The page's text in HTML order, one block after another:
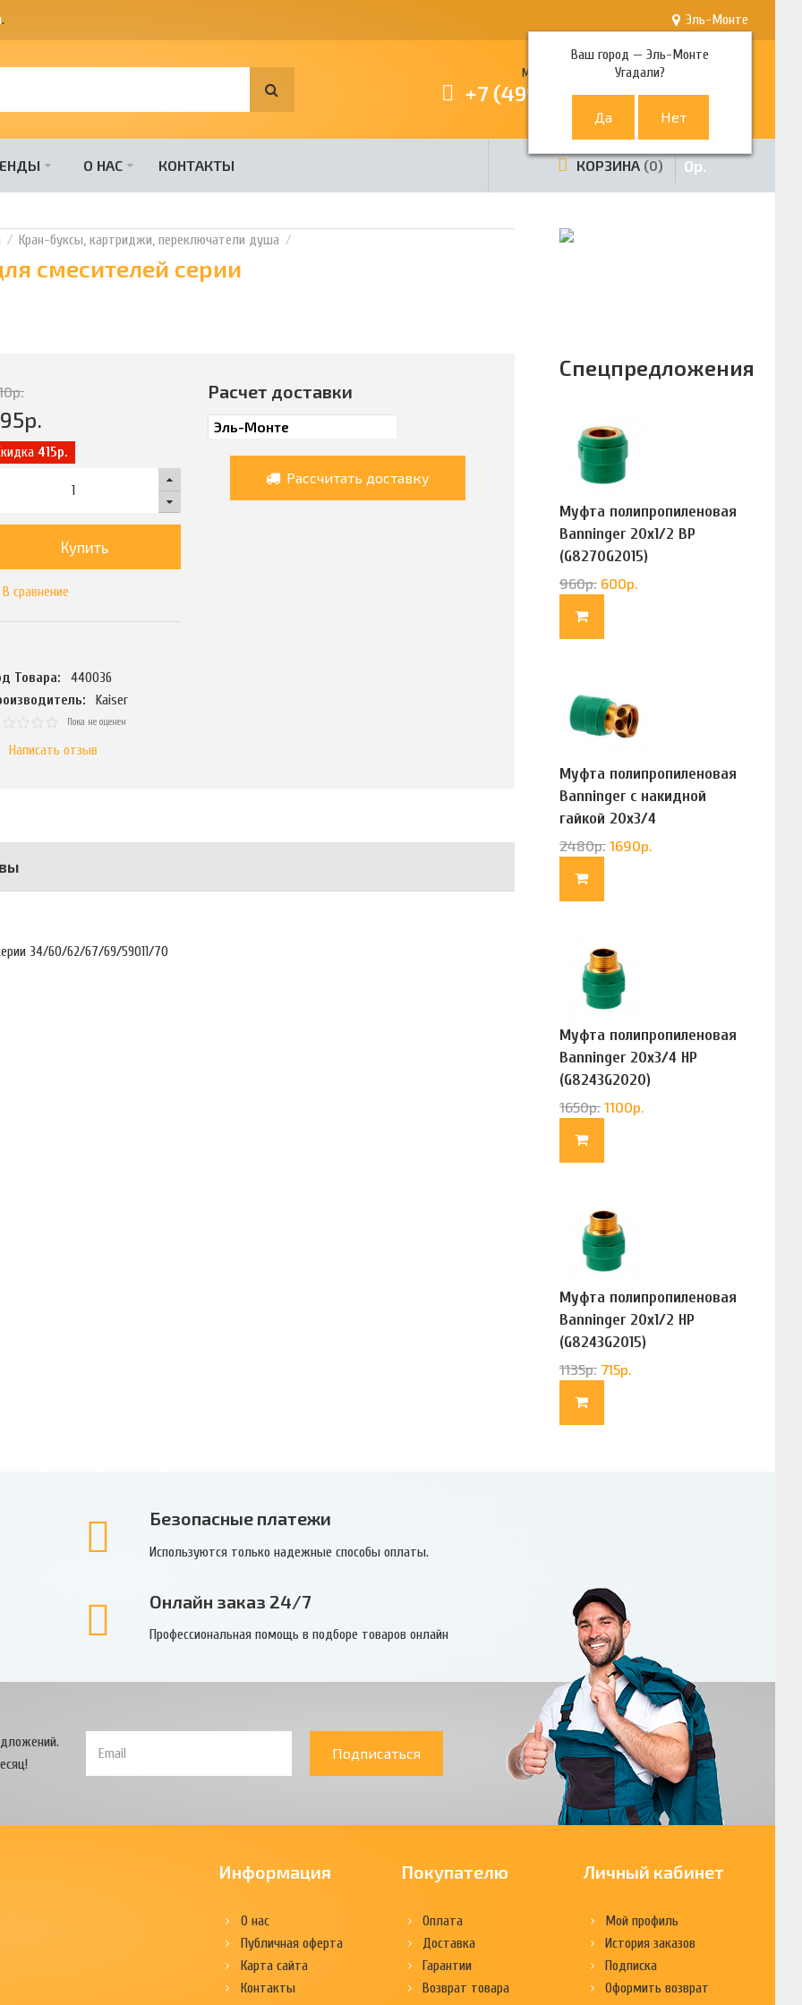
. Эль-Монте
Ваш город —Эль-Монте
Угадали?
Многоканальный телефон
+7 (499) 380-80-80
О НАС КОНТАКТЫ КОРЗИНА 0 0р.
Кран-буксы, картриджи, переключатели душа
смесителей серии
р.
р.
415р.
Купить
В сравнение
Товара:
440036
Kaiser
Пока не оценен
Написать отзыв
Расчет доставки
Рассчитать доставку
34/60/62/67/69/59011/70
Спецпредложения
Муфта полипропиленовая
Banninger 20х1/2 ВР
(G8270G2015)
960р. 600р.
Муфта полипропиленовая
Banninger с накидной
гайкой 20х3/4
(G83322020)
2480р. 1690р.
Муфта полипропиленовая
Banninger 20х3/4 НР
(G8243G2020)
1650р. 1100р.
Муфта полипропиленовая
Banninger 20х1/2 НР
(G8243G2015)
1135р. 715р.
Безопасные платежи
Используются только надежные способы оплаты.
Онлайн заказ 24/7
Профессиональная помощь в подборе товаров онлайн
Подписаться
Информация
О нас
Публичная оферта
Карта сайта
Контакты
Покупателю
Оплата
Доставка
Гарантии
Возврат товара
Личный кабинет
Мой профиль
История заказов
Подписка
Оформить возврат